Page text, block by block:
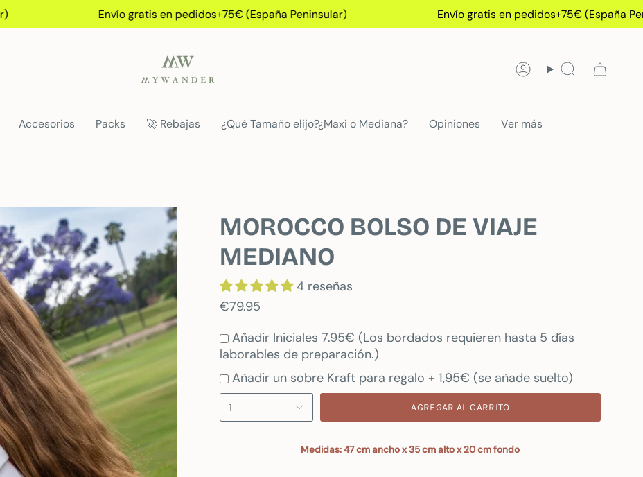
Envío gratis en pedidos+75€ (España Peninsular) Envío gratis en pedidos+75€ (España Peninsular)
CuentaBúsqueda
Accesorios Packs 🚀 Rebajas ¿Qué Tamaño elijo?¿Maxi o Mediana? Opiniones Ver más
MOROCCO BOLSO DE VIAJE
MEDIANO
4 reseñas
€79.95
Añadir Iniciales 7.95€ (Los bordados requieren hasta 5 días
laborables de preparación.)
Añadir un sobre Kraft para regalo + 1,95€ (se añade suelto)
1 AGREGAR AL CARRITO
Medidas: 47 cm ancho x 35 cm alto x 20 cm fondo